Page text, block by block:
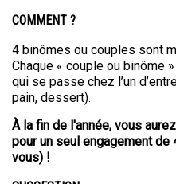
COMMENT ?
4 binômes ou couples sont
Chaque « couple ou binôme
qui se passe chez l’un
pain, dessert).
À la fin de l'année, vous
pour un seul engagement
vous) !